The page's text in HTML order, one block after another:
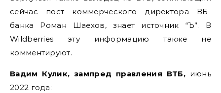
сейчас пост коммерческого директора ВБ-
банка Роман Шаехов, знает источник “Ъ”. В
Wildberries эту информацию также не
комментируют.
Вадим Кулик, зампред правления ВТБ,июнь
2022 года: